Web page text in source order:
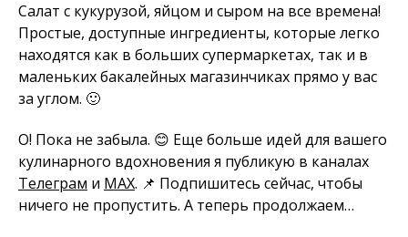
Салат с кукурузой, яйцом и сыром на все времена!
Простые, доступные ингредиенты, которые легко
находятся как в больших супермаркетах, так и в
маленьких бакалейных магазинчиках прямо у вас
за углом. 🙂
О! Пока не забыла. 😊 Еще больше идей для вашего
кулинарного вдохновения я публикую в каналах
Телеграм и MAX. 📌 Подпишитесь сейчас, чтобы
ничего не пропустить. А теперь продолжаем…